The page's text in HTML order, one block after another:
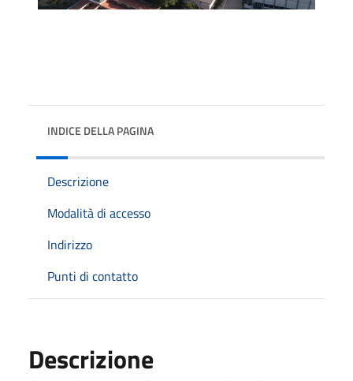
INDICE DELLA PAGINA
Descrizione
Modalità di accesso
Indirizzo
Punti di contatto
Descrizione